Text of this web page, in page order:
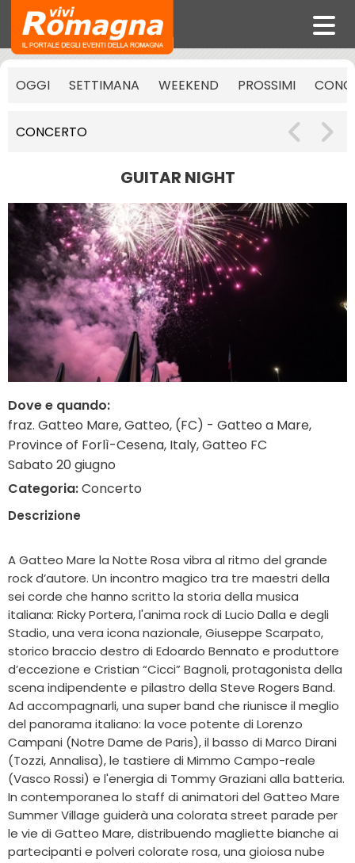
OGGI SETTIMANA WEEKEND PROSSIMI
CONCERTO
GUITAR NIGHT
Dove e quando:
fraz. Gatteo Mare, Gatteo, (FC) - Gatteo a Mare,
Province of Forlì-Cesena, Italy, Gatteo FC
Sabato 20 giugno
Categoria:Concerto
Descrizione
A Gatteo Mare la Notte Rosa vibra al ritmo del grande
rock d’autore. Un incontro magico tra tre maestri della
sei corde che hanno scritto la storia della musica
italiana: Ricky Portera, l'anima rock di Lucio Dalla e degli
Stadio, una vera icona nazionale, Giuseppe Scarpato,
storico braccio destro di Edoardo Bennato e produttore
d’eccezione e Cristian “Cicci” Bagnoli, protagonista della
scena indipendente e pilastro della Steve Rogers Band.
Ad accompagnarli, una super band che riunisce il meglio
del panorama italiano: la voce potente di Lorenzo
Campani (Notre Dame de Paris), il basso di Marco Dirani
(Tozzi, Annalisa), le tastiere di Mimmo Campo-reale
(Vasco Rossi) e l'energia di Tommy Graziani alla batteria.
In contemporanea lo staff di animatori del Gatteo Mare
Summer Village guiderà una colorata street parade per
le vie di Gatteo Mare, distribuendo magliette bianche ai
partecipanti e polveri colorate rosa, una gioiosa nube